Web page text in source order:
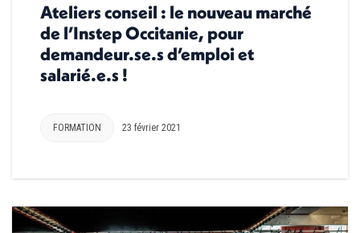
Ateliers conseil : le nouveau marché
de l’Instep Occitanie, pour
demandeur.se.s d’emploi et
salarié.e.s !
FORMATION 23 février 2021